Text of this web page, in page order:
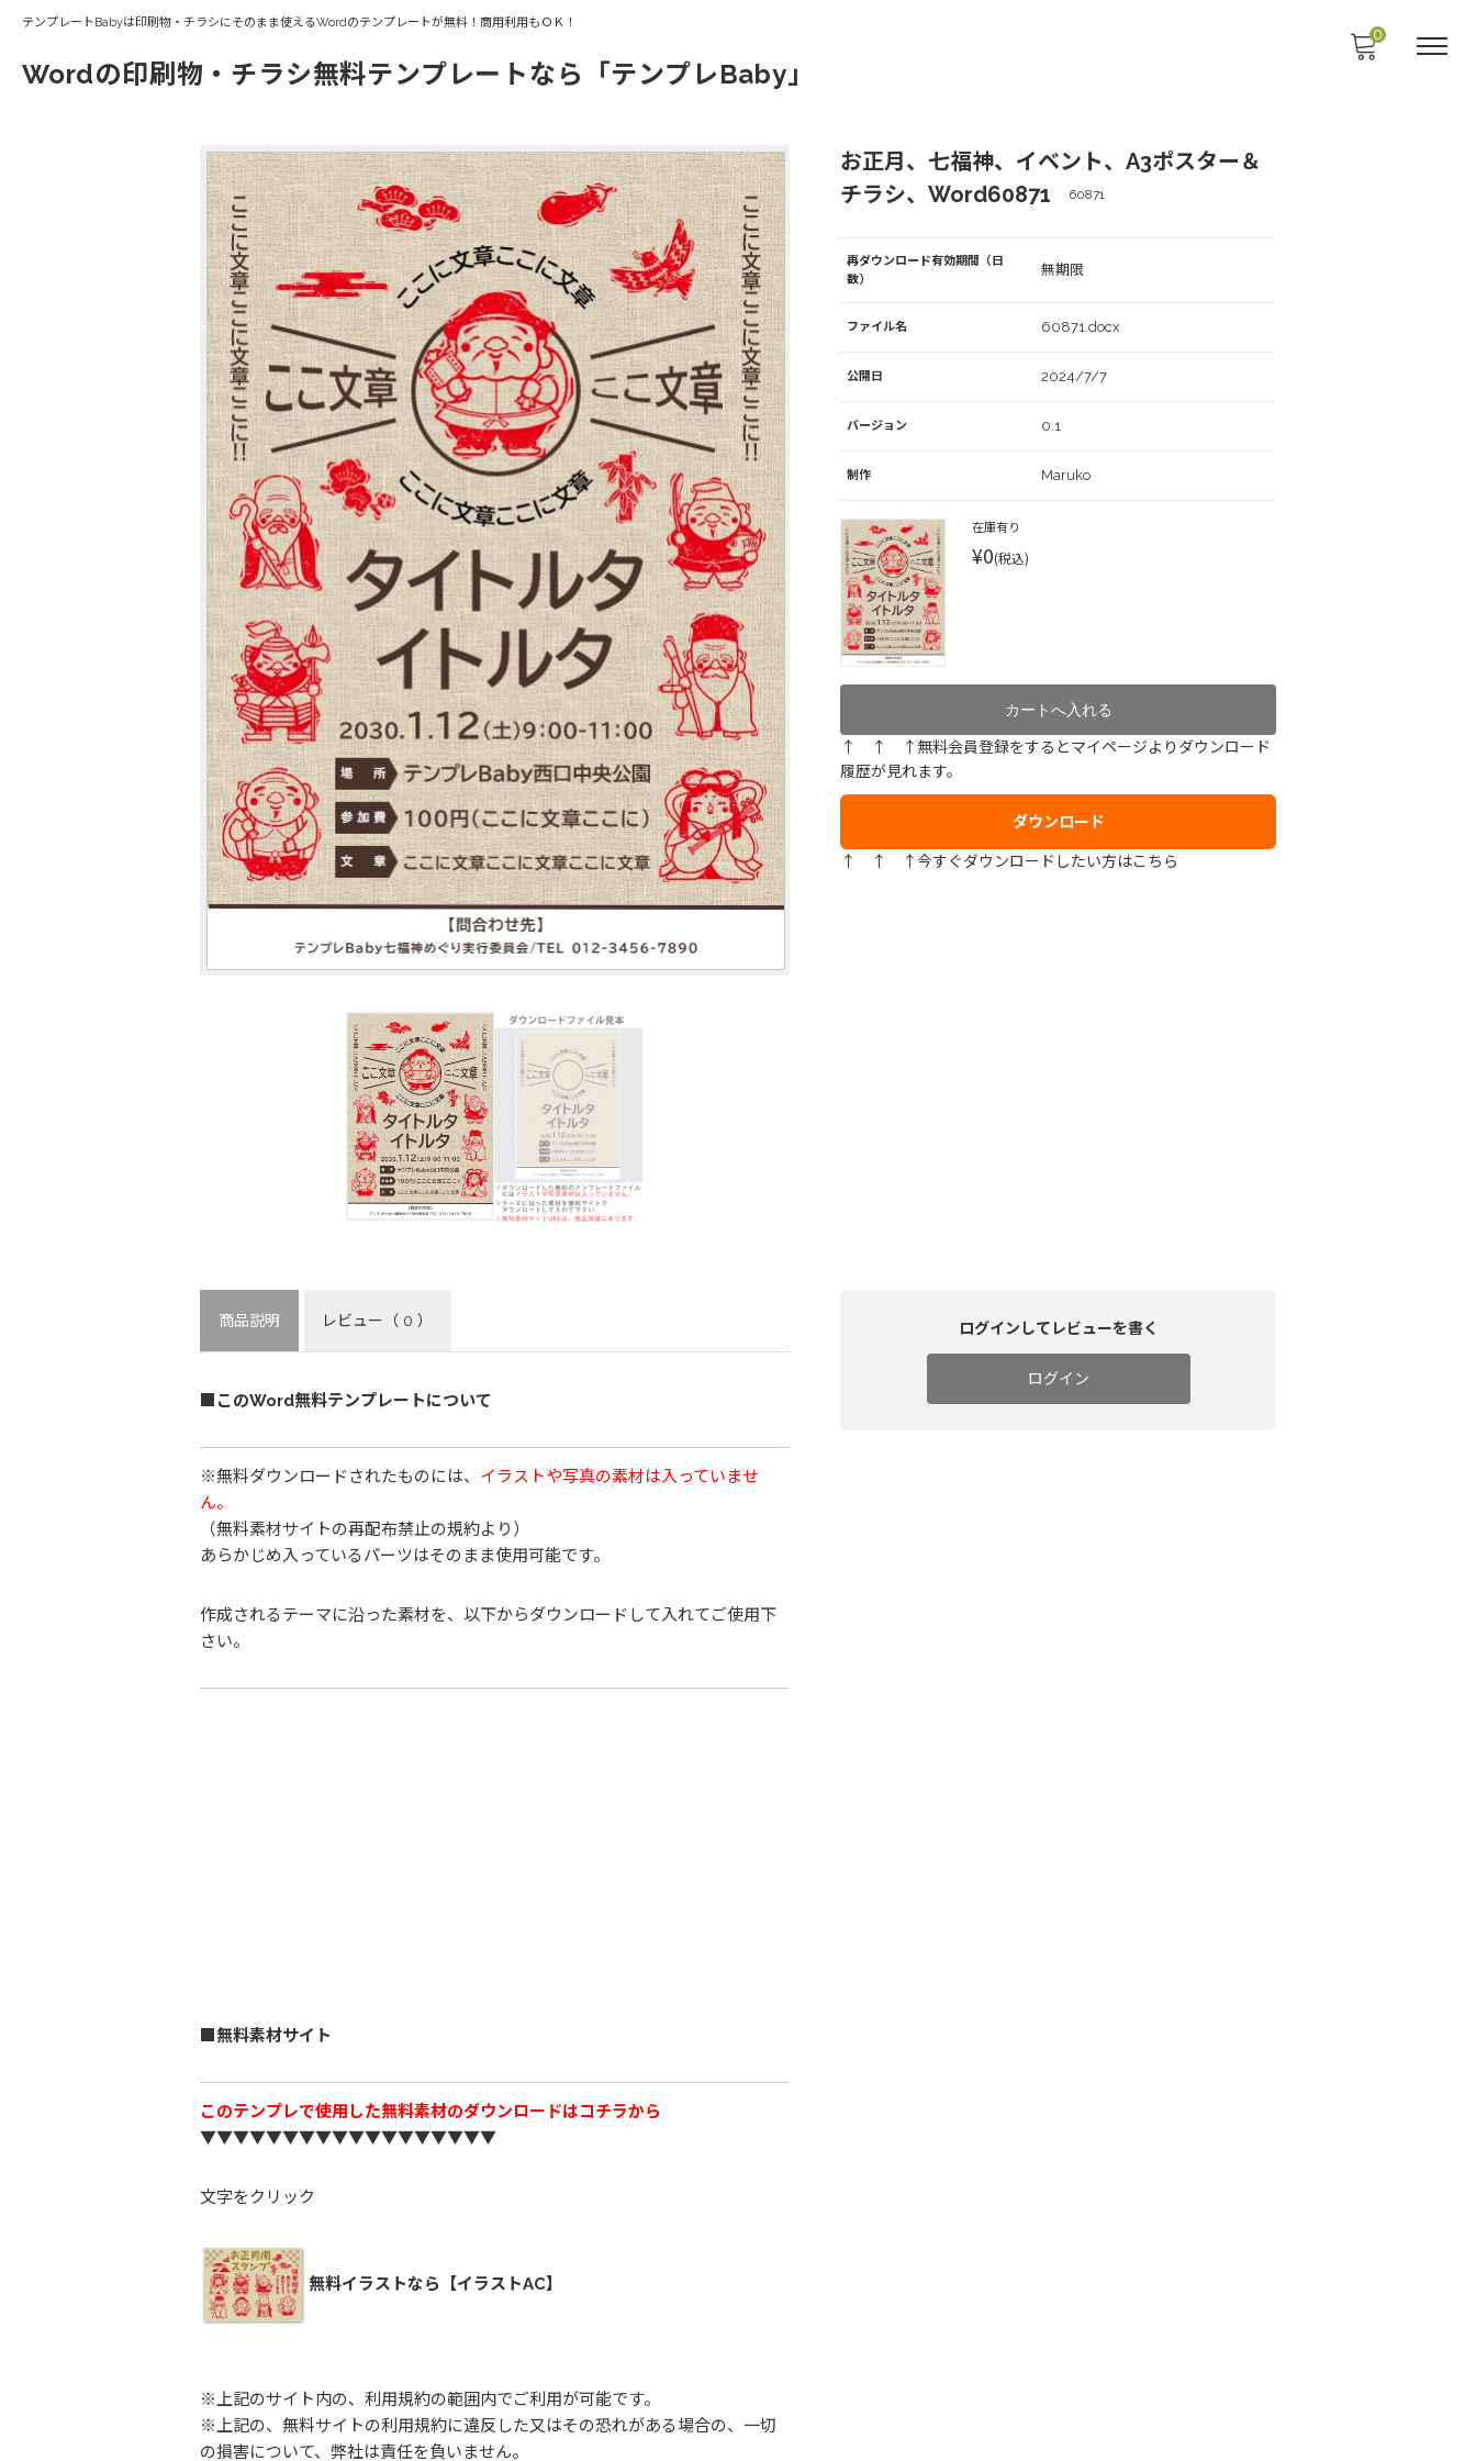
テンプレートBabyは印刷物・チラシにそのまま使えるWordのテンプレートが無料！商用利用もＯＫ！
Wordの印刷物・チラシ無料テンプレートなら「テンプレBaby」
0
お正月、七福神、イベント、A3ポスター＆
チラシ、Word60871
60871
再ダウンロード有効期間（日
数）
無期限
ファイル名 60871.docx
公開日 2024/7/7
バージョン 0.1
制作 Maruko
在庫有り
¥0(税込)
↑ ↑ ↑無料会員登録をするとマイページよりダウンロード
履歴が見れます。
ダウンロード
↑ ↑ ↑今すぐダウンロードしたい方はこちら
商品説明 レビュー （ 0 ）
■このWord無料テンプレートについて
※無料ダウンロードされたものには、 イラストや写真の素材は入っていませ
ん。
（無料素材サイトの再配布禁止の規約より）
あらかじめ入っているパーツはそのまま使用可能です。
作成されるテーマに沿った素材を、以下からダウンロードして入れてご使用下
さい。
■無料素材サイト
このテンプレで使用した無料素材のダウンロードはコチラから
▼▼▼▼▼▼▼▼▼▼▼▼▼▼▼▼▼▼
文字をクリック
無料イラストなら【イラストAC】
※上記のサイト内の、利用規約の範囲内でご利用が可能です。
※上記の、無料サイトの利用規約に違反した又はその恐れがある場合の、一切
の損害について、弊社は責任を負いません。
ログインしてレビューを書く
ログイン